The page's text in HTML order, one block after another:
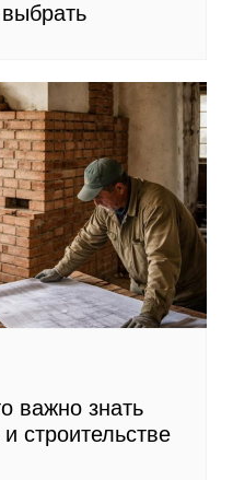
важно знать
строительстве